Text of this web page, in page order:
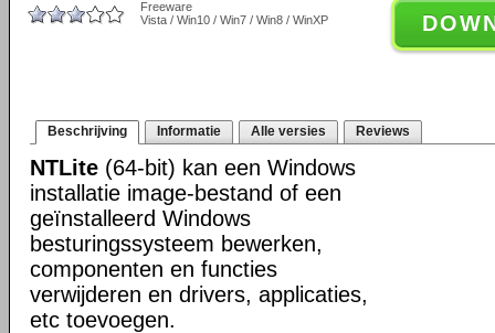
Freeware
Vista / Win10 / Win7 / Win8 / WinXP
Beschrijving Informatie Alle versies Reviews
NTLite (64-bit) kan een Windows
installatie image-bestand of een
geïnstalleerd Windows
besturingssysteem bewerken,
componenten en functies
verwijderen en drivers, applicaties,
etc toevoegen.